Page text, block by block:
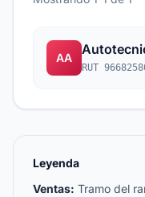
AA
RUT
Leyenda
Ventas: Tramo del